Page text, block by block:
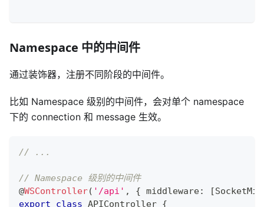
Namespace 中的中间件
通过装饰器，注册不同阶段的中间件。
比如 Namespace 级别的中间件，会对单个 namespace
下的 connection 和 message 生效。
// ...
// Namespace 级别的中间件
@WSController( '/api' , { middleware: [
export
class APIController {